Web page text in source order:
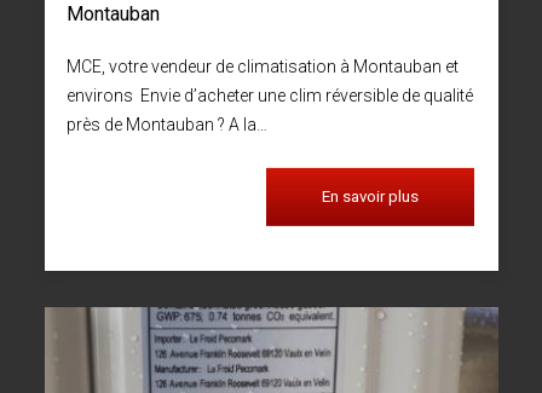
Montauban
MCE, votre vendeur de climatisation à Montauban et
environs Envie d’acheter une clim réversible de qualité
près de Montauban ? A la…
En savoir plus